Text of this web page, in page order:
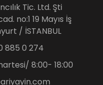
Tic. Ltd. Şti
no:1 19 Mayıs İş
/ İSTANBUL
885 0 274
8:00- 18:00